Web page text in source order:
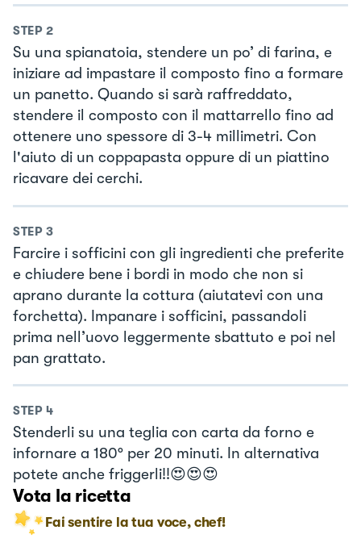
STEP 2
Su una spianatoia, stendere un po’ di farina, e
iniziare ad impastare il composto fino a formare
un panetto. Quando si sarà raffreddato,
stendere il composto con il mattarrello fino ad
ottenere uno spessore di 3-4 millimetri. Con
l'aiuto di un coppapasta oppure di un piattino
ricavare dei cerchi.
STEP 3
Farcire i sofficini con gli ingredienti che preferite
e chiudere bene i bordi in modo che non si
aprano durante la cottura (aiutatevi con una
forchetta). Impanare i sofficini, passandoli
prima nell’uovo leggermente sbattuto e poi nel
pan grattato.
STEP 4
Stenderli su una teglia con carta da forno e
infornare a 180° per 20 minuti. In alternativa
potete anche friggerli!!😍😍😍
Vota la ricetta
Fai sentire la tua voce, chef!